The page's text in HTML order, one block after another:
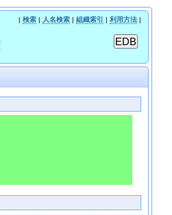
| 検索| 人名検索| 組織索引 | 利用方法|